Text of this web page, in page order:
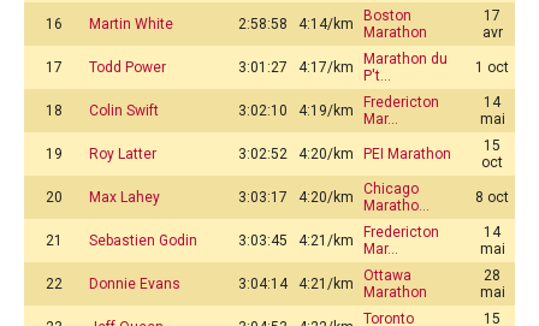
16 Martin White 2:58:58 4:14/km
Boston
Marathon
17
avr
17 Todd Power 3:01:27 4:17/km
Marathon du
P't…
1 oct
18 Colin Swift 3:02:10 4:19/km
Fredericton
Mar…
14
mai
19 Roy Latter 3:02:52 4:20/km PEI Marathon
15
oct
20 Max Lahey 3:03:17 4:20/km
Chicago
Maratho…
8 oct
21 Sebastien Godin 3:03:45 4:21/km
Fredericton
Mar…
14
mai
22 Donnie Evans 3:04:14 4:21/km
Ottawa
Marathon
28
mai
Toronto 15